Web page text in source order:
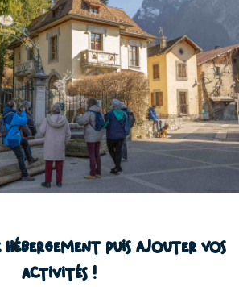
hébergement puis ajouter vos
activités !